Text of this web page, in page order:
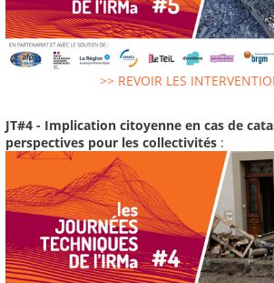
>> REVOIR LES
JT#4 - Implication citoyenne en cas de
perspectives pour les collectivités :